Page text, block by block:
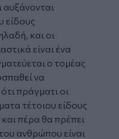
αυξάνονται
είδους
και οι
είναι ένα
ο τομέας
να
πράγματι οι
τέτοιου είδους
πέρα θα πρέπει
ανθρώπου είναι